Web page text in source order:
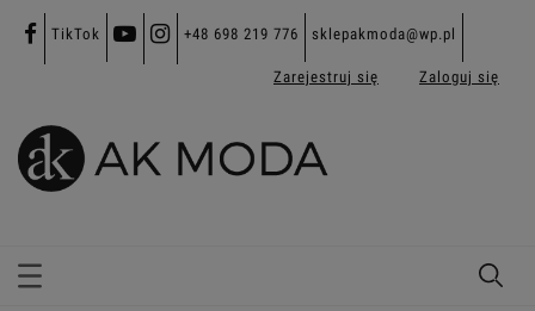
TikTok +48 698 219 776 sklepakmoda@wp.pl
Zarejestruj się Zaloguj się